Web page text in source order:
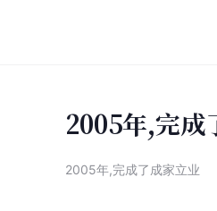
2005年,完成
2005年,完成了成家立业